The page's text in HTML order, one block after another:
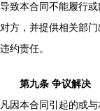
导致本合同不能履行
对方，并提供相关部
违约责任。
第九条 争议解决
凡因本合同引起的或